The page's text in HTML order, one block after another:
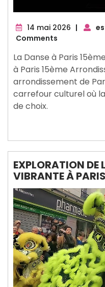
14 mai 2026 14|
Comments
La Danse à Paris
à Paris 15ème
arrondissement de
carrefour culturel où
de choix.
EXPLORATION DE
VIBRANTE À